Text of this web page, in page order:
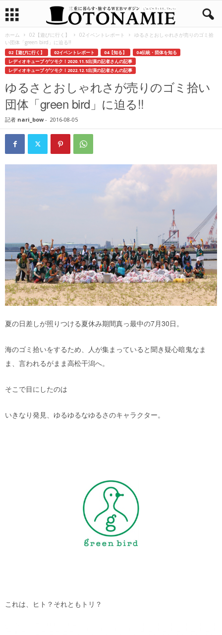
ホーム 02【遊びに行く】 02イベントレポート
ゆるさとおしゃれさが売りのゴミ拾
い団体「green bird」に迫る!!
02【遊びに行く】 02イベントレポート 04【知る】
04伝統・団体を知る
レディオキューブ ゲツモク！2020.11.5出演の記者さんの記事
レディオキューブ ゲツモク！2022.12.1出演の記者さんの記事
ゆるさとおしゃれさが売りのゴミ拾い
団体「green bird」に迫る!!
記者 nari_bow- 2016-08-05
夏の日差しが照りつける夏休み期間真っ最中の7月30日。
海のゴミ拾いをするため、人が集まっていると聞き疑心暗鬼なま
ま、言われるがまま高松干潟へ。
そこで目にしたのは
いきなり発見、ゆるゆるなゆるさのキャラクター。
これは、ヒト？それともトリ？